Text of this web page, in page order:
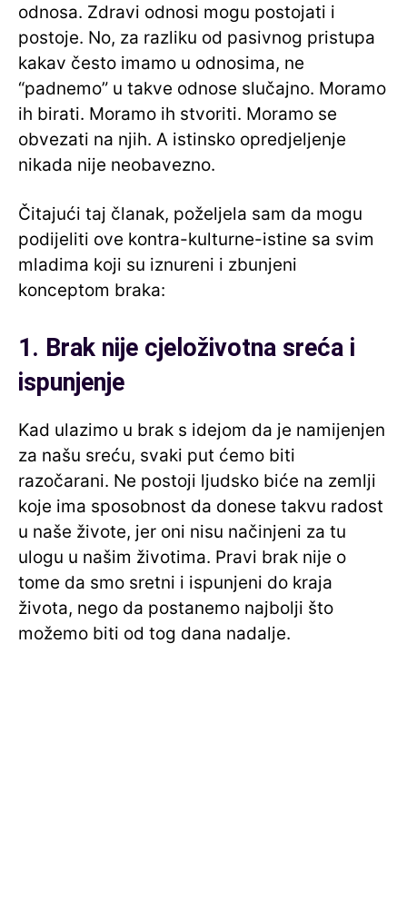
odnosa. Zdravi odnosi mogu postojati i
postoje. No, za razliku od pasivnog pristupa
kakav često imamo u odnosima, ne
“padnemo” u takve odnose slučajno. Moramo
ih birati. Moramo ih stvoriti. Moramo se
obvezati na njih. A istinsko opredjeljenje
nikada nije neobavezno.
Čitajući taj članak, poželjela sam da mogu
podijeliti ove kontra-kulturne-istine sa svim
mladima koji su iznureni i zbunjeni
konceptom braka:
1. Brak nije cjeloživotna sreća i
ispunjenje
Kad ulazimo u brak s idejom da je namijenjen
za našu sreću, svaki put ćemo biti
razočarani. Ne postoji ljudsko biće na zemlji
koje ima sposobnost da donese takvu radost
u naše živote, jer oni nisu načinjeni za tu
ulogu u našim životima. Pravi brak nije o
tome da smo sretni i ispunjeni do kraja
života, nego da postanemo najbolji što
možemo biti od tog dana nadalje.